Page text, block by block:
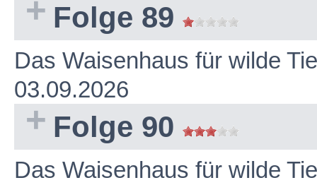
Folge 89
Das Waisenhaus für wilde
03.09.2026
Folge 90
Das Waisenhaus für wilde